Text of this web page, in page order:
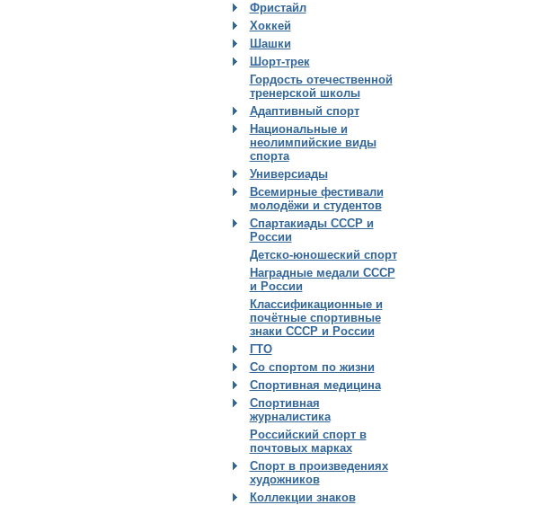
Фристайл
Хоккей
Шашки
Шорт-трек
Гордость отечественной
тренерской школы
Адаптивный спорт
Национальные и
неолимпийские виды
спорта
Универсиады
Всемирные фестивали
молодёжи и студентов
Спартакиады СССР и
России
Детско-юношеский спорт
Наградные медали СССР
и России
Классификационные и
почётные спортивные
знаки СССР и России
ГТО
Со спортом по жизни
Спортивная медицина
Спортивная
журналистика
Российский спорт в
почтовых марках
Спорт в произведениях
художников
Коллекции знаков